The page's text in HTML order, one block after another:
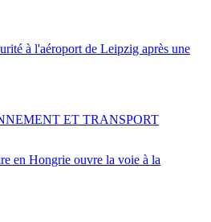
à l'aéroport de Leipzig après une
en Hongrie ouvre la voie à la
ET TRANSPORT